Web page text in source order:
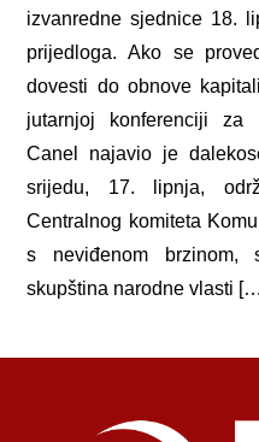
izvanredne sjednice 18.
prijedloga. Ako se
dovesti do obnove
jutarnjoj konferenciji za
Canel najavio je
srijedu, 17. lipnja,
Centralnog komiteta
s neviđenom brzinom,
skupština narodne vlasti